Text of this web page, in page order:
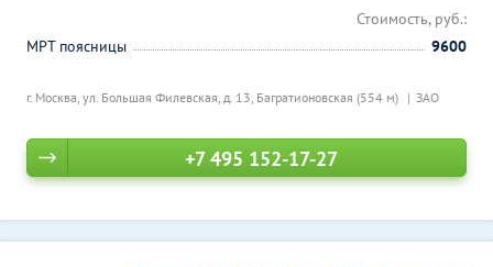
г. Москва, ул. Большая Филевская, д. 13, Багратионовская (554 м) ЗАО
Стоимость, руб.:
МРТ поясницы
9600
+7 495 152-17-27